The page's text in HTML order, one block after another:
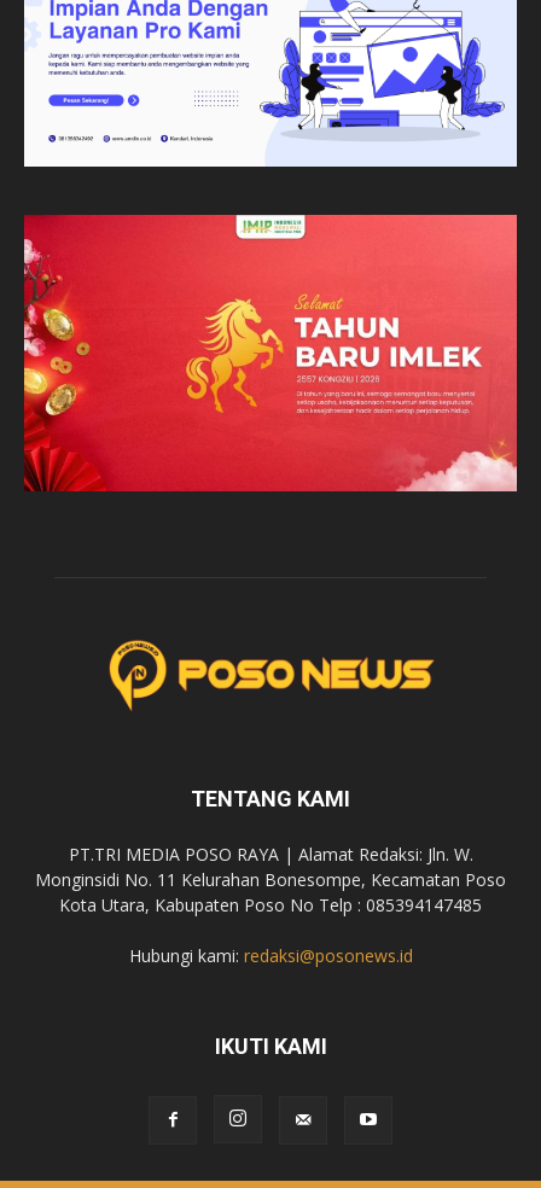
TENTANG KAMI
PT.TRI MEDIA POSO RAYA | Alamat Redaksi: Jln. W.
Monginsidi No. 11 Kelurahan Bonesompe, Kecamatan Poso
Kota Utara, Kabupaten Poso No Telp : 085394147485
Hubungi kami: redaksi@posonews.id
IKUTI KAMI